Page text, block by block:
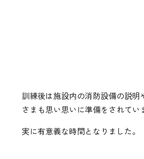
訓練後は施設内の消防設備の説
さまも思い思いに準備をされてい
実に有意義な時間となりました。